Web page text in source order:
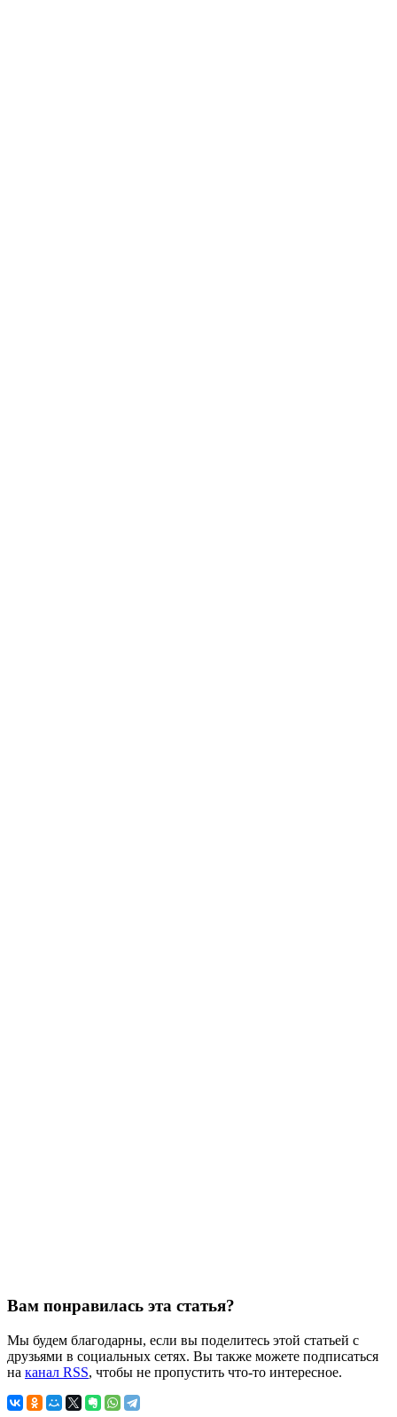
Вам понравилась эта статья?
Мы будем благодарны, если вы поделитесь этой статьей с
друзьями в социальных сетях. Вы также можете подписаться
на канал RSS, чтобы не пропустить что-то интересное.